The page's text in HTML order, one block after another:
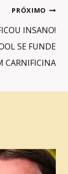
PRÓXIMO
INSANO!
SE FUNDE
CARNIFICINA